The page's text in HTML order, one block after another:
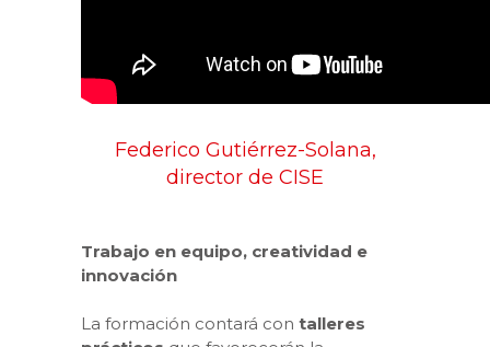
Federico Gutiérrez-Solana,
director de CISE
Trabajo en equipo, creatividad e
innovación
La formación contará con talleres